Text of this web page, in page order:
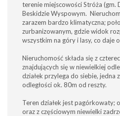
terenie miejscowości Stróża (gm.
Beskidzie Wyspowym.
zarazem bardzo klimatyczna;
zurbanizowanym, gdzie widok
wszystkim na góry i lasy, co daje
Nieruchomość składa się z
znajdujących się w niewielkiej
działek przylega do siebie, jedna
odległości ok. 80m od reszty.
Teren działek jest pagórkowaty;
oraz z częściowym niewielki